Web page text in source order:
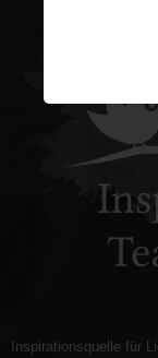
Inspirationsquelle für